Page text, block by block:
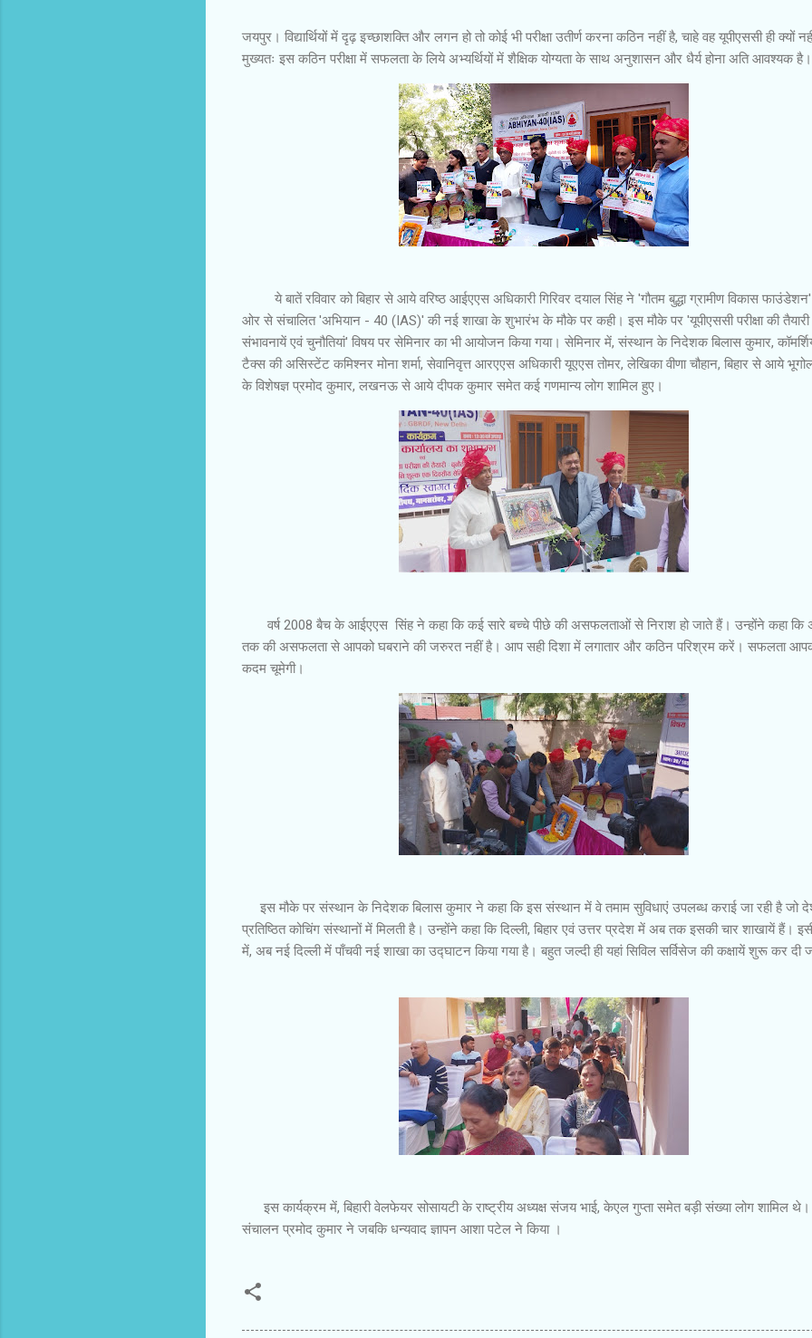
जयपुर। विद्यार्थियों में दृढ़ इच्छाशक्ति और लगन हो तो कोई भी परीक्षा उतीर्ण करना कठिन नहीं है, चाहे वह यूपीएससी ही क्यों
मुख्यतः इस कठिन परीक्षा में सफलता के लिये अभ्यर्थियों में शैक्षिक योग्यता के साथ अनुशासन और धैर्य होना अति आवश्यक है।
ये बातें रविवार को बिहार से आये वरिष्ठ आईएएस अधिकारी गिरिवर दयाल सिंह ने 'गौतम बुद्धा ग्रामीण विकास
ओर से संचालित 'अभियान - 40 (IAS)' की नई शाखा के शुभारंभ के मौके पर कही। इस मौके पर 'यूपीएससी परीक्षा की तैयारी
संभावनायें एवं चुनौतियां' विषय पर सेमिनार का भी आयोजन किया गया। सेमिनार में, संस्थान के निदेशक बिलास कुमार,
टैक्स की असिस्टेंट कमिश्नर मोना शर्मा, सेवानिवृत्त आरएएस अधिकारी यूएएस तोमर, लेखिका वीणा चौहान, बिहार से आये
के विशेषज्ञ प्रमोद कुमार, लखनऊ से आये दीपक कुमार समेत कई गणमान्य लोग शामिल हुए।
वर्ष 2008 बैच के आईएएस सिंह ने कहा कि कई सारे बच्चे पीछे की असफलताओं से निराश हो जाते हैं। उन्होंने कहा कि
तक की असफलता से आपको घबराने की जरुरत नहीं है। आप सही दिशा में लगातार और कठिन परिश्रम करें। सफलता
कदम चूमेगी।
इस मौके पर संस्थान के निदेशक बिलास कुमार ने कहा कि इस संस्थान में वे तमाम सुविधाएं उपलब्ध कराई जा रही है जो
प्रतिष्ठित कोचिंग संस्थानों में मिलती है। उन्होंने कहा कि दिल्ली, बिहार एवं उत्तर प्रदेश में अब तक इसकी चार शाखायें हैं।
में, अब नई दिल्ली में पाँचवी नई शाखा का उद्घाटन किया गया है। बहुत जल्दी ही यहां सिविल सर्विसेज की कक्षायें शुरू कर दी
इस कार्यक्रम में, बिहारी वेलफेयर सोसायटी के राष्ट्रीय अध्यक्ष संजय भाई, केएल गुप्ता समेत बड़ी संख्या लोग शामिल
संचालन प्रमोद कुमार ने जबकि धन्यवाद ज्ञापन आशा पटेल ने किया ।